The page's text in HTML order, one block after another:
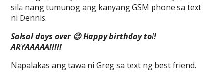
sila nang tumunog ang kanyang GSM phone sa text
ni Dennis.
Salsal days over 😉 Happy birthday tol!
ARYAAAAA!!!!!
Napalakas ang tawa ni Greg sa text ng best friend.